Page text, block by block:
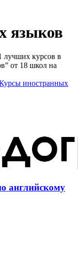
языков
лучших курсов в
от 18 школ на
иностранных
английскому